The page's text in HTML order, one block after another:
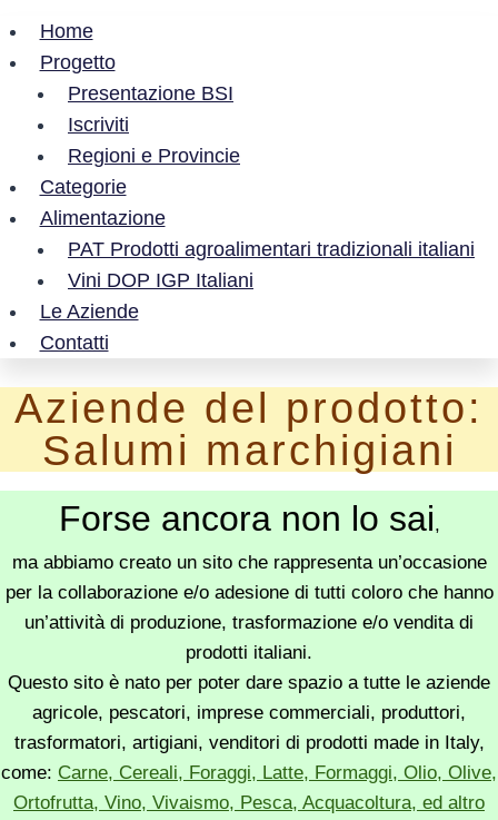
Home
Progetto
Presentazione BSI
Iscriviti
Regioni e Provincie
Categorie
Alimentazione
PAT Prodotti agroalimentari tradizionali italiani
Vini DOP IGP Italiani
Le Aziende
Contatti
Aziende del prodotto:
Salumi marchigiani
Forse ancora non lo sai,
ma abbiamo creato un sito che rappresenta un’occasione
per la collaborazione e/o adesione di tutti coloro che hanno
un’attività di produzione, trasformazione e/o vendita di
prodotti italiani.
Questo sito è nato per poter dare spazio a tutte le aziende
agricole, pescatori, imprese commerciali, produttori,
trasformatori, artigiani, venditori di prodotti made in Italy,
come: Carne, Cereali, Foraggi, Latte, Formaggi, Olio, Olive,
Ortofrutta, Vino, Vivaismo, Pesca, Acquacoltura, ed altro